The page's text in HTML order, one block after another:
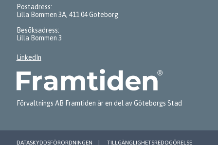
Postadress:
Lilla Bommen 3A, 411 04 Göteborg
Besöksadress:
Lilla Bommen 3
LinkedIn
Förvaltnings AB Framtiden är en del av Göteborgs Stad
DATASKYDDSFÖRORDNINGEN TILLGÄNGLIGHETSREDOGÖRELSE